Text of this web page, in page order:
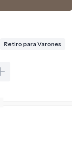
Retiro para Varones